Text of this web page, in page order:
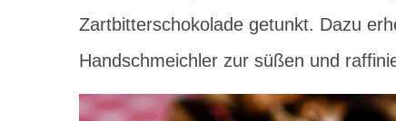
Zartbitterschokolade getunkt. Dazu
Handschmeichler zur süßen und